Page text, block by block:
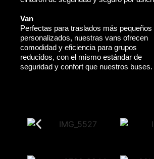
Van
Perfectas para traslados más pequeños
personalizados, nuestras vans ofrecen
comodidad y eficiencia para grupos
reducidos, con el mismo estándar de
seguridad y confort que nuestros buses.